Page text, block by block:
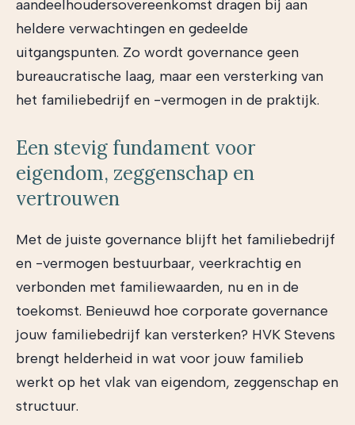
aandeelhoudersovereenkomst dragen bij aan
heldere verwachtingen en gedeelde
uitgangspunten. Zo wordt governance geen
bureaucratische laag, maar een versterking van
het familiebedrijf en -vermogen in de praktijk.
Een stevig fundament voor
eigendom, zeggenschap en
vertrouwen
Met de juiste governance blijft het familiebedrijf
en -vermogen bestuurbaar, veerkrachtig en
verbonden met familiewaarden, nu en in de
toekomst. Benieuwd hoe corporate governance
jouw familiebedrijf kan versterken? HVK Stevens
brengt helderheid in wat voor jouw familieb
werkt op het vlak van eigendom, zeggenschap en
structuur.